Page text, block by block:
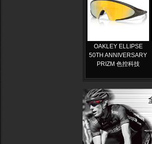
OAKLEY ELLIPSE
50TH ANNIVERSARY
PRIZM 色控科技